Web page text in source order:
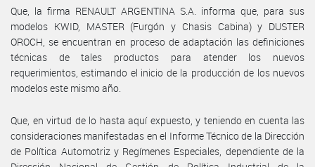
Que, la firma RENAULT ARGENTINA S.A. informa que, para sus
modelos KWID, MASTER (Furgón y Chasis Cabina) y DUSTER
OROCH, se encuentran en proceso de adaptación las definiciones
técnicas de tales productos para atender los nuevos
requerimientos, estimando el inicio de la producción de los nuevos
modelos este mismo año.
Que, en virtud de lo hasta aquí expuesto, y teniendo en cuenta las
consideraciones manifestadas en el Informe Técnico de la Dirección
de Política Automotriz y Regímenes Especiales, dependiente de la